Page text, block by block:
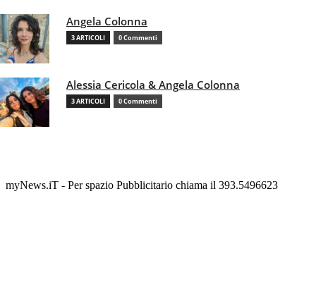
Angela Colonna
3 ARTICOLI 0 Commenti
Alessia Cericola & Angela Colonna
3 ARTICOLI 0 Commenti
myNews.iT - Per spazio Pubblicitario chiama il 393.5496623